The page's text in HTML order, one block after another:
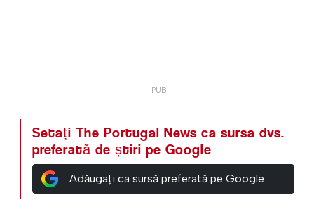
Setați The Portugal News ca sursa dvs.
preferată de știri pe Google
Adăugați ca sursă preferată pe Google